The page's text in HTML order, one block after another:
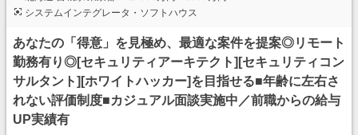
システムインテグレータ・ソフトハウス
あなたの「得意」を見極め、最適な案件を提案◎リモート
勤務有り◎[セキュリティアーキテクト][セキュリティコン
サルタント][ホワイトハッカー]を目指せる■年齢に左右さ
れない評価制度■カジュアル面談実施中／前職からの給与
UP実績有